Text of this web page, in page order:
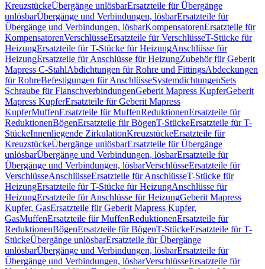
KreuzstückeÜbergänge unlösbarErsatzteile für Übergänge
unlösbarÜbergänge und Verbindungen, lösbarErsatzteile für
Übergänge und Verbindungen, lösbarKompensatorenErsatzteile für
KompensatorenVerschlüsseErsatzteile für VerschlüsseT-Stücke für
HeizungErsatzteile für T-Stücke für HeizungAnschlüsse für
HeizungErsatzteile für Anschlüsse für HeizungZubehör für Geberit
Mapress C-StahlAbdichtungen für Rohre und FittingsAbdeckungen
für RohreBefestigungen für AnschlüsseSystemdichtungenSets
Schraube für FlanschverbindungenGeberit Mapress KupferGeberit
Mapress KupferErsatzteile für Geberit Mapress
KupferMuffenErsatzteile für MuffenReduktionenErsatzteile für
ReduktionenBögenErsatzteile für BögenT-StückeErsatzteile für T-
StückeInnenliegende ZirkulationKreuzstückeErsatzteile für
KreuzstückeÜbergänge unlösbarErsatzteile für Übergänge
unlösbarÜbergänge und Verbindungen, lösbarErsatzteile für
Übergänge und Verbindungen, lösbarVerschlüsseErsatzteile für
VerschlüsseAnschlüsseErsatzteile für AnschlüsseT-Stücke für
HeizungErsatzteile für T-Stücke für HeizungAnschlüsse für
HeizungErsatzteile für Anschlüsse für HeizungGeberit Mapress
Kupfer, GasErsatzteile für Geberit Mapress Kupfer,
GasMuffenErsatzteile für MuffenReduktionenErsatzteile für
ReduktionenBögenErsatzteile für BögenT-StückeErsatzteile für T-
StückeÜbergänge unlösbarErsatzteile für Übergänge
unlösbarÜbergänge und Verbindungen, lösbarErsatzteile für
Übergänge und Verbindungen, lösbarVerschlüsseErsatzteile für